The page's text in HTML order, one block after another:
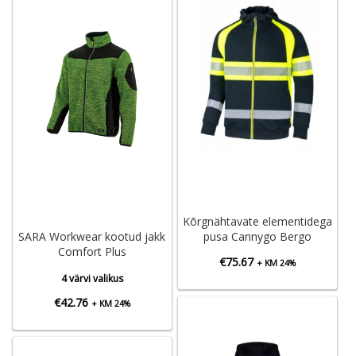
Kõrgnähtavate elementidega
pusa Cannygo Bergo
€75.67 + KM 24%
SARA Workwear kootud jakk
Comfort Plus
4 värvi valikus
€42.76 + KM 24%